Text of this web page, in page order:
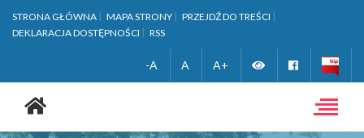
STRONA GŁÓWNA MAPA STRONY
PRZEJDŹ DO TREŚCI
DEKLARACJA DOSTĘPNOŚCI
RSS
-A A A+ Zmień
kontrastową
Facebook
Toggle
główna